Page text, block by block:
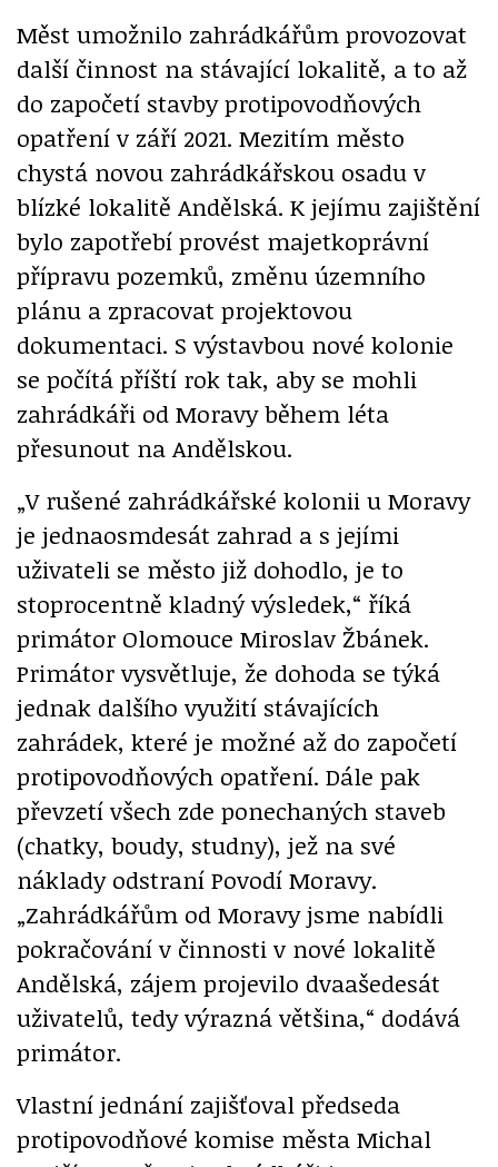
Měst umožnilo zahrádkářům provozovat
další činnost na stávající lokalitě, a to až
do započetí stavby protipovodňových
opatření v září 2021. Mezitím město
chystá novou zahrádkářskou osadu v
blízké lokalitě Andělská. K jejímu zajištění
bylo zapotřebí provést majetkoprávní
přípravu pozemků, změnu územního
plánu a zpracovat projektovou
dokumentaci. S výstavbou nové kolonie
se počítá příští rok tak, aby se mohli
zahrádkáři od Moravy během léta
přesunout na Andělskou.
„V rušené zahrádkářské kolonii u Moravy
je jednaosmdesát zahrad a s jejími
uživateli se město již dohodlo, je to
stoprocentně kladný výsledek,“ říká
primátor Olomouce Miroslav Žbánek.
Primátor vysvětluje, že dohoda se týká
jednak dalšího využití stávajících
zahrádek, které je možné až do započetí
protipovodňových opatření. Dále pak
převzetí všech zde ponechaných staveb
(chatky, boudy, studny), jež na své
náklady odstraní Povodí Moravy.
„Zahrádkářům od Moravy jsme nabídli
pokračování v činnosti v nové lokalitě
Andělská, zájem projevilo dvaašedesát
uživatelů, tedy výrazná většina,“ dodává
primátor.
Vlastní jednání zajišťoval předseda
protipovodňové komise města Michal